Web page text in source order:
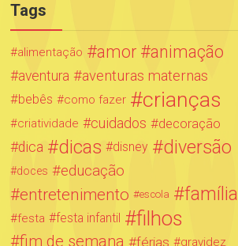
Tags
alimentação amor animação
aventura aventuras maternas
bebês como fazer crianças
criatividade cuidados
decoração
dica
dicas disney diversão
doces educação
entretenimento escola família
festa festa infantil filhos
fim de semana férias gravidez